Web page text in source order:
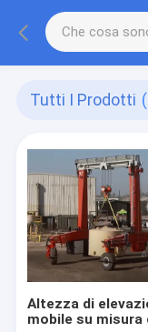
Tutti I Prodotti
Altezza di
mobile su misura